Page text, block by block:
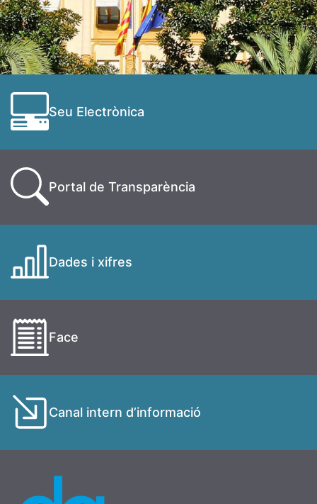
Seu Electrònica
Portal de Transparència
Dades i xifres
Face
Canal intern d’informació